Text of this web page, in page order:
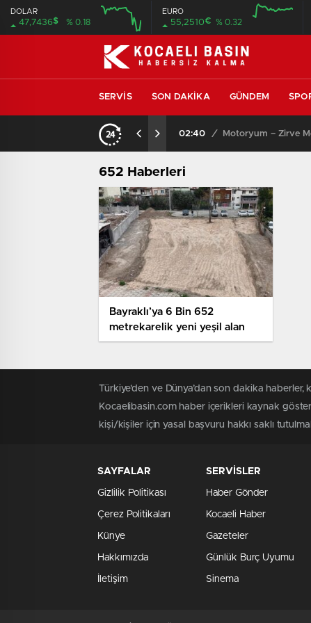
DOLAR
47,7436$ % 0.18
EURO
55,2510€ % 0.32
SERVIS SON DAKIKA GÜNDEM
02:40 / Motoryum – Zirve
652 Haberleri
Bayraklı’ya 6 Bin 652
metrekarelik yeni yeşil alan
Türkiye'den ve Dünya’dan son dakika
Kocaelibasin.com haber içerikleri kaynak
kişi/kişiler için yasal başvuru hakkı saklı
SAYFALAR
Gizlilik Politikası
Çerez Politikaları
Künye
Hakkımızda
İletişim
SERVİSLER
Haber Gönder
Kocaeli Haber
Gazeteler
Günlük Burç Uyumu
Sinema